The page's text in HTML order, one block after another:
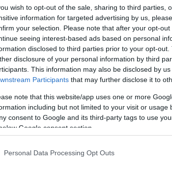
wish to opt-out of the sale, sharing to third parties,
information for targeted advertising by us,
your selection. Please note that after your opt-
seeing interest-based ads based on personal
disclosed to third parties prior to your opt-
disclosure of your personal information by third
This information may also be disclosed by
Participants that may further disclose it to
note that this website/app uses one or more
including but not limited to your visit or usage
consent to Google and its third-party tags to use
Google consent section.
Personal Data Processing Opt Outs
lényegesen megkönnyíti a kezdők dolgát, illetve gyors
megszeretését. Akkordra hangolva (a húrok lefogása
még erősebb az élmény.